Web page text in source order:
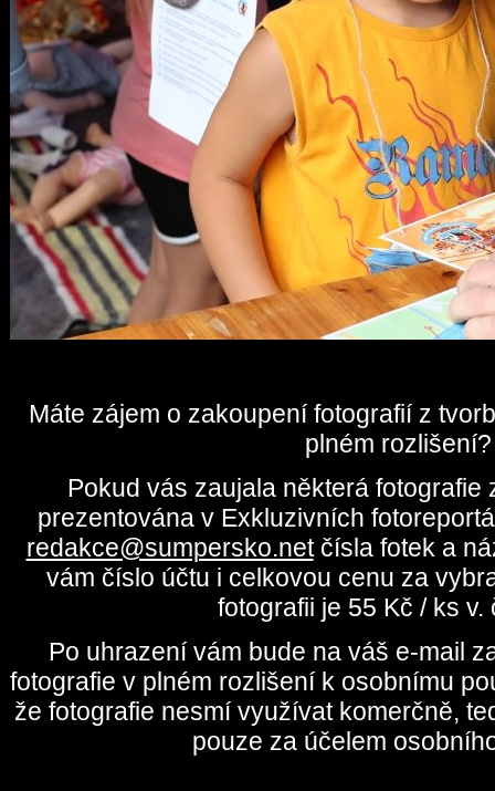
Máte zájem o zakoupení fotografií z
plném rozlišení?
Pokud vás zaujala některá fotografie
prezentována v Exkluzivních
redakce@sumpersko.netčísla fotek a
vám číslo účtu i celkovou cenu za
fotografii je 55 Kč / ks v.
Po uhrazení vám bude na váš e-mail
fotografie v plném rozlišení k osobnímu
že fotografie nesmí využívat komerčně,
pouze za účelem